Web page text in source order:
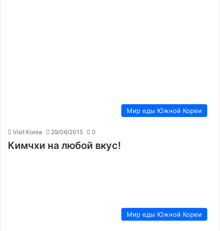
Мир еды Южной Кореи
Visit Korea 29/06/2015 0
Кимчхи на любой вкус!
Мир еды Южной Кореи